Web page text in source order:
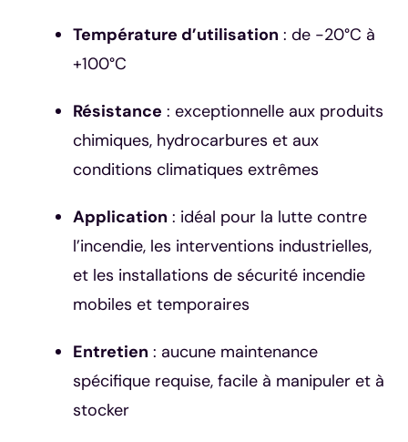
Température d’utilisation : de -20°C à
+100°C
Résistance : exceptionnelle aux produits
chimiques, hydrocarbures et aux
conditions climatiques extrêmes
Application : idéal pour la lutte contre
l’incendie, les interventions industrielles,
et les installations de sécurité incendie
mobiles et temporaires
Entretien : aucune maintenance
spécifique requise, facile à manipuler et à
stocker